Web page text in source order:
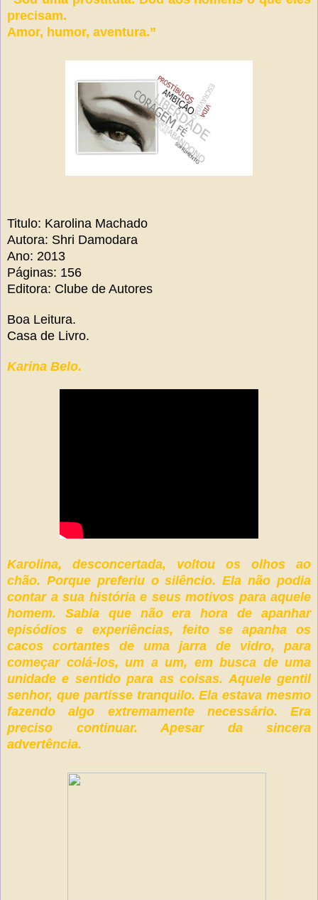
precisam.
Amor, humor, aventura.”
Titulo: Karolina Machado
Autora: Shri Damodara
Ano: 2013
Páginas: 156
Editora: Clube de Autores
Boa Leitura.
Casa de Livro.
Karina Belo.
Karolina, desconcertada, voltou os olhos ao
chão. Porque preferiu o silêncio. Ela não podia
contar a sua história e seus motivos para aquele
homem. Sabia que não era hora de apanhar
episódios e experiências, feito se apanha os
cacos cortantes de uma jarra de vidro, para
começar colá-los, um a um, em busca de uma
unidade e sentido para as coisas. Aquele gentil
senhor, que partisse tranquilo. Ela estava mesmo
fazendo algo extremamente necessário. Era
preciso continuar. Apesar da sincera
advertência.